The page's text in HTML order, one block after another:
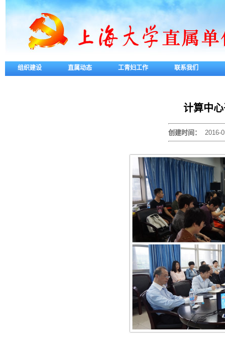
组织建设 直属动态 工青妇工作 联系我们
计算中
创建时间： 2016-